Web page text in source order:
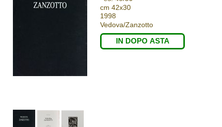
cm 42x30
1998
Vedova/Zanzotto
IN DOPO ASTA